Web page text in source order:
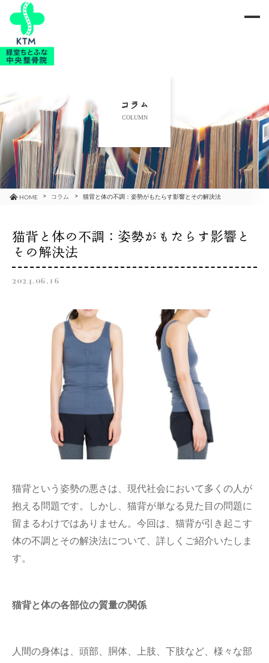
コラム
COLUMN
HOME コラム 猫背と体の不調：姿勢がもたらす影響とその解決法
猫背と体の不調：姿勢がもたらす影響と
その解決法
2024.06.16
猫背という姿勢の悪さは、現代社会において多くの人が
抱える問題です。しかし、猫背が単なる見た目の問題に
留まるわけではありません。今回は、猫背が引き起こす
体の不調とその解決法について、詳しくご紹介いたしま
す。
猫背と体の各部位の質量の関係
人間の身体は、頭部、胴体、上肢、下肢など、様々な部
当院のご紹介
お知らせ
ブログ
コラム
アクセス